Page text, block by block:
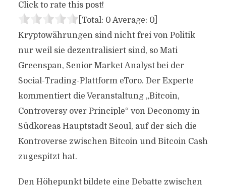
Click to rate this post!
[Total: 0 Average: 0]
Kryptowährungen sind nicht frei von Politik
nur weil sie dezentralisiert sind, so Mati
Greenspan, Senior Market Analyst bei der
Social-Trading-Plattform eToro. Der Experte
kommentiert die Veranstaltung „Bitcoin,
Controversy over Principle“ von Deconomy in
Südkoreas Hauptstadt Seoul, auf der sich die
Kontroverse zwischen Bitcoin und Bitcoin Cash
zugespitzt hat.
Den Höhepunkt bildete eine Debatte zwischen